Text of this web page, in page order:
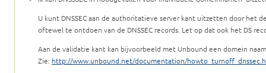
U kunt DNSSEC aan de authoritatieve server kant uitzetten door het
oftewel te ontdoen van de DNSSEC records. Let op dat ook het DS
Aan de validatie kant kan bijvoorbeeld met Unbound een domein
Zie: http://www.unbound.net/documentation/